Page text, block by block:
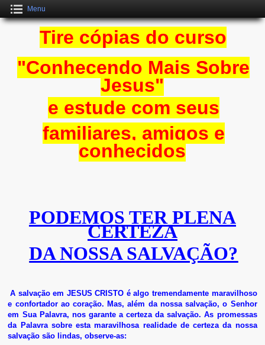
Menu
Tire cópias do curso
"Conhecendo Mais Sobre
Jesus"
e estude com seus
familiares, amigos e
conhecidos
PODEMOS TER PLENA
CERTEZA
DANOSSA SALVAÇÃO?
A salvação em JESUS CRISTO é algo tremendamente maravilhoso
e confortador ao coração. Mas, além da nossa salvação, o Senhor
em Sua Palavra, nos garante a certeza da salvação.As promessas
da Palavra sobre esta maravilhosa realidade de certeza da nossa
salvação são lindas, observe-as: